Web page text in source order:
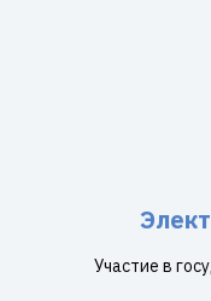
Участие в